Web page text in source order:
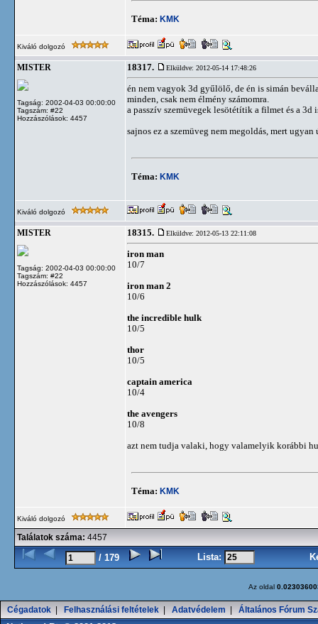
Téma: KMK
Kiváló dolgozó
MISTER
Tagság: 2002-04-03 00:00:00
Tagszám: #22
Hozzászólások: 4457
18317. Elküldve: 2012-05-14 17:48:26
én nem vagyok 3d gyűlölő, de én is simán
minden, csak nem élmény számomra.
a passzív szemüvegek lesötétítik a filmet és a 3d
sajnos ez a szemüveg nem megoldás, mert
Téma: KMK
Kiváló dolgozó
MISTER
Tagság: 2002-04-03 00:00:00
Tagszám: #22
Hozzászólások: 4457
18315. Elküldve: 2012-05-13 22:11:08
iron man
10/7
iron man 2
10/6
the incredible hulk
10/5
thor
10/5
captain america
10/4
the avengers
10/8
azt nem tudja valaki, hogy valamelyik korábbi
Téma: KMK
Kiváló dolgozó
Találatok száma: 4457
/ 179 Lista:
Az oldal
Cégadatok Felhasználási feltételek Adatvédelem Általános Fórum